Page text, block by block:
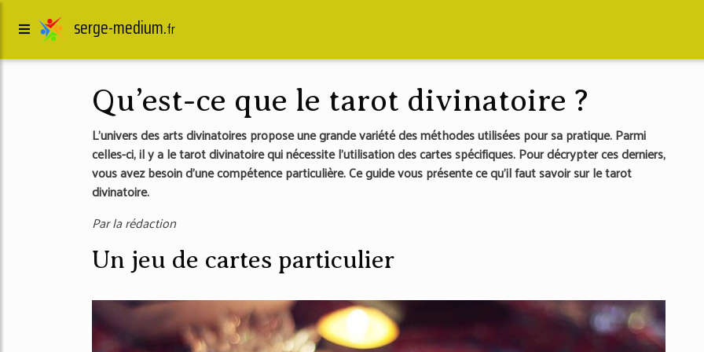
serge-medium.fr
Qu’est-ce que le tarot divinatoire ?
L’univers des arts divinatoires propose une grande variété des méthodes utilisées pour sa pratique. Parmi
celles-ci, il y a le tarot divinatoire qui nécessite l’utilisation des cartes spécifiques. Pour décrypter ces derniers,
vous avez besoin d’une compétence particulière. Ce guide vous présente ce qu’il faut savoir sur le tarot
divinatoire.
Par la rédaction
Un jeu de cartes particulier